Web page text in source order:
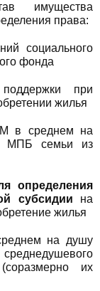
имущества
права:
социального
фонда
при
жилья
в среднем на
МПБ семьи из
определения
субсидии на
жилья
на душу
их